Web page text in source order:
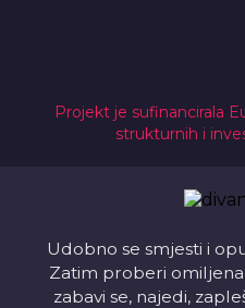
Projekt je sufinancirala
strukturnih i
Udobno se smjesti i
Zatim proberi
zabavi se, najedi,